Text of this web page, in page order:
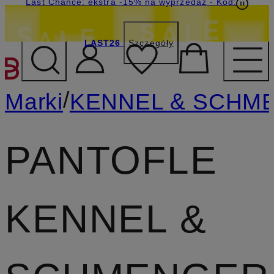
PRZEJDŹ DO GŁÓWNEJ
LAST26 Szczegóły
Marki/KENNEL &
PANTOFLE
KENNEL &